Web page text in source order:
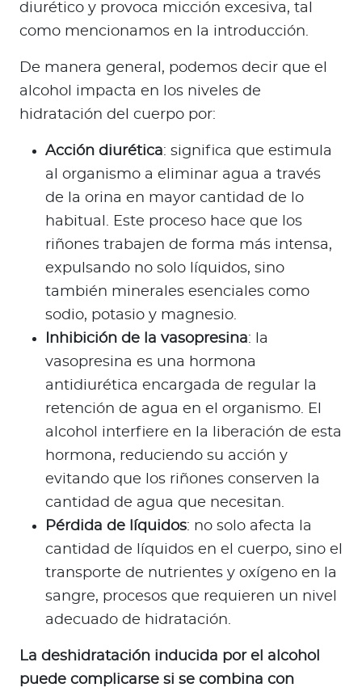
diurético y provoca micción excesiva, tal
como mencionamos en la introducción.
De manera general, podemos decir que el
alcohol impacta en los niveles de
hidratación del cuerpo por:
Acción diurética: significa que estimula
al organismo a eliminar agua a través
de la orina en mayor cantidad de lo
habitual. Este proceso hace que los
riñones trabajen de forma más intensa,
expulsando no solo líquidos, sino
también minerales esenciales como
sodio, potasio y magnesio.
Inhibición de la vasopresina: la
vasopresina es una hormona
antidiurética encargada de regular la
retención de agua en el organismo. El
alcohol interfiere en la liberación de esta
hormona, reduciendo su acción y
evitando que los riñones conserven la
cantidad de agua que necesitan.
Pérdida de líquidos: no solo afecta la
cantidad de líquidos en el cuerpo, sino el
transporte de nutrientes y oxígeno en la
sangre, procesos que requieren un nivel
adecuado de hidratación.
La deshidratación inducida por el alcohol
puede complicarse si se combina con